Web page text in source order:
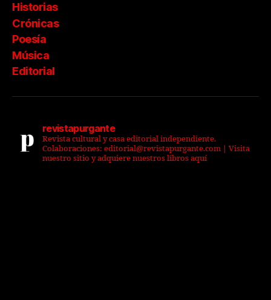
Historias
Crónicas
Poesía
Música
Editorial
revistapurgante
Revista cultural y casa editorial independiente.
Colaboraciones: editorial@revistapurgante.com | Visita
nuestro sitio y adquiere nuestros libros aquí